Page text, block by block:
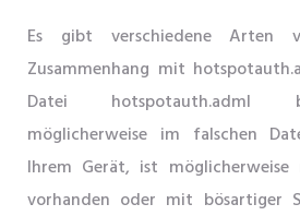
Es gibt verschiedene Arten
Zusammenhang mit
Datei hotspotauth.adml
möglicherweise im falschen
Ihrem Gerät, ist
vorhanden oder mit bösartiger